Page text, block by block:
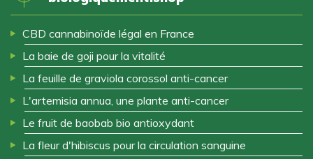
CBD cannabinoïde légal en France
La baie de goji pour la vitalité
La feuille de graviola corossol anti-cancer
L'artemisia annua, une plante anti-cancer
Le fruit de baobab bio antioxydant
La fleur d'hibiscus pour la circulation sanguine